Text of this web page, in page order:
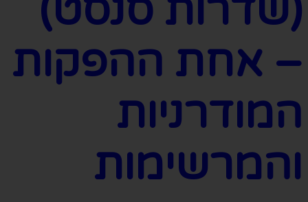
(שדרות סנסט)
– אחת ההפקות
המודרניות
והמרשימות